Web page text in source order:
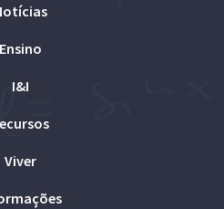
Ensino
I&I
Viver